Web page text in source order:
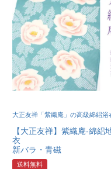
大正友禅「紫織庵」の高級綿絽浴
【大正友禅】紫織庵-綿絽
衣
新バラ・青磁
送料無料